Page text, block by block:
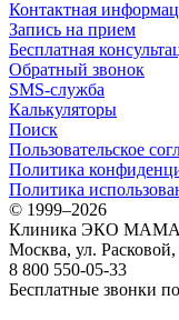
Контактная
Запись на прием
Бесплатная
Обратный звонок
SMS-служба
Калькуляторы
Поиск
Пользовательское
Политика
Политика
© 1999–2026
Клиника ЭКО МАМА
Москва, ул.
8 800 550-05-33
Бесплатные звонки